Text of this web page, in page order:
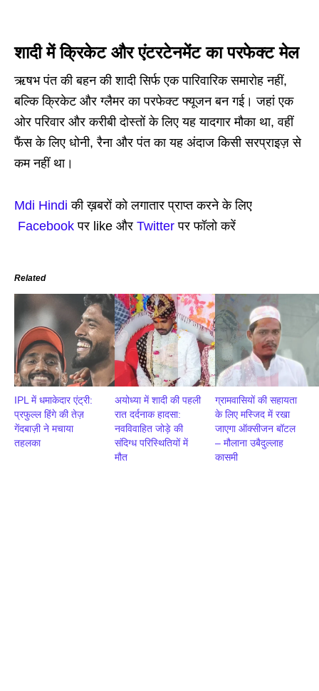
शादी में क्रिकेट और एंटरटेनमेंट का परफेक्ट मेल
ऋषभ पंत की बहन की शादी सिर्फ एक पारिवारिक समारोह नहीं,
बल्कि क्रिकेट और ग्लैमर का परफेक्ट फ्यूजन बन गई। जहां एक
ओर परिवार और करीबी दोस्तों के लिए यह यादगार मौका था, वहीं
फैंस के लिए धोनी, रैना और पंत का यह अंदाज किसी सरप्राइज़ से
कम नहीं था।
Mdi Hindi की ख़बरों को लगातार प्राप्त करने के लिए
Facebook पर like और Twitterपर फॉलो करें
Related
IPL में धमाकेदार एंट्री:
प्रफुल्ल हिंगे की तेज़
गेंदबाज़ी ने मचाया
तहलका
अयोध्या में शादी की पहली
रात दर्दनाक हादसा:
नवविवाहित जोड़े की
संदिग्ध परिस्थितियों में
मौत
ग्रामवासियों की सहायता
के लिए मस्जिद में रखा
जाएगा ऑक्सीजन बॉटल
– मौलाना उबैदुल्लाह
कासमी